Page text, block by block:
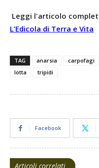
Leggi l'articolo
L’Edicola di Terra e Vita
TAG anarsia carpofagi
lotta
tripidi
Facebook
Articoli correlati